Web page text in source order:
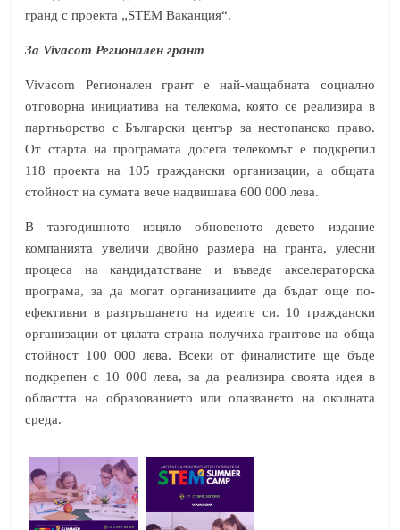
гранд с проекта „STEM Ваканция“.
За Vivacom Регионален грант
Vivacom Регионален грант е най-мащабната социално
отговорна инициатива на телекома, която се реализира в
партньорство с Български център за нестопанско право.
От старта на програмата досега телекомът е подкрепил
118 проекта на 105 граждански организации, а общата
стойност на сумата вече надвишава 600 000 лева.
В тазгодишното изцяло обновеното девето издание
компанията увеличи двойно размера на гранта, улесни
процеса на кандидатстване и въведе акселераторска
програма, за да могат организациите да бъдат още по-
ефективни в разгръщането на идеите си. 10 граждански
организации от цялата страна получиха грантове на обща
стойност 100 000 лева. Всеки от финалистите ще бъде
подкрепен с 10 000 лева, за да реализира своята идея в
областта на образованието или опазването на околната
среда.